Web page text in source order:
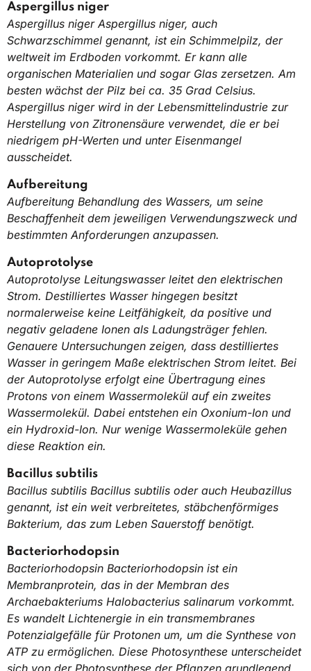
Aspergillus niger
Aspergillus niger Aspergillus niger, auch
Schwarzschimmel genannt, ist ein Schimmelpilz, der
weltweit im Erdboden vorkommt. Er kann alle
organischen Materialien und sogar Glas zersetzen. Am
besten wächst der Pilz bei ca. 35 Grad Celsius.
Aspergillus niger wird in der Lebensmittelindustrie zur
Herstellung von Zitronensäure verwendet, die er bei
niedrigem pH-Werten und unter Eisenmangel
ausscheidet.
Aufbereitung
Aufbereitung Behandlung des Wassers, um seine
Beschaffenheit dem jeweiligen Verwendungszweck und
bestimmten Anforderungen anzupassen.
Autoprotolyse
Autoprotolyse Leitungswasser leitet den elektrischen
Strom. Destilliertes Wasser hingegen besitzt
normalerweise keine Leitfähigkeit, da positive und
negativ geladene Ionen als Ladungsträger fehlen.
Genauere Untersuchungen zeigen, dass destilliertes
Wasser in geringem Maße elektrischen Strom leitet. Bei
der Autoprotolyse erfolgt eine Übertragung eines
Protons von einem Wassermolekül auf ein zweites
Wassermolekül. Dabei entstehen ein Oxonium-Ion und
ein Hydroxid-Ion. Nur wenige Wassermoleküle gehen
diese Reaktion ein.
Bacillus subtilis
Bacillus subtilis Bacillus subtilis oder auch Heubazillus
genannt, ist ein weit verbreitetes, stäbchenförmiges
Bakterium, das zum Leben Sauerstoff benötigt.
Bacteriorhodopsin
Bacteriorhodopsin Bacteriorhodopsin ist ein
Membranprotein, das in der Membran des
Archaebakteriums Halobacterius salinarum vorkommt.
Es wandelt Lichtenergie in ein transmembranes
Potenzialgefälle für Protonen um, um die Synthese von
ATP zu ermöglichen. Diese Photosynthese unterscheidet